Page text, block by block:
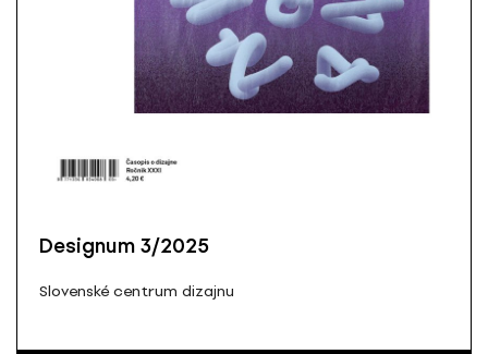
Designum 3/2025
Slovenské centrum dizajnu